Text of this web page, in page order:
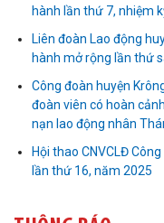
hành lần thứ 7, nhiệm
Liên đoàn Lao động
hành mở rộng lần thứ
Công đoàn huyện
đoàn viên có hoàn
nạn lao động nhân
Hội thao CNVCLĐ
lần thứ 16, năm 2025
Liên đoàn Lao động tỉnh
Mái ấm Công đoàn cho
Bàn giao Mái ấm công
phường Tân An
Liên đoàn Lao động tỉnh
cho con đoàn viên, người